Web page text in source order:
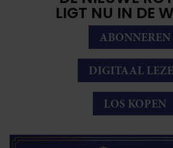
LIGT NU IN DE
ABONNEREN
DIGITAAL
LOS KOPEN